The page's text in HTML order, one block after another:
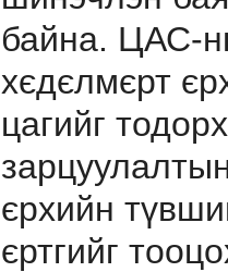
байна. ЦАС-
хєдєлмєрт
цагийг
єрхийн
єртгийг